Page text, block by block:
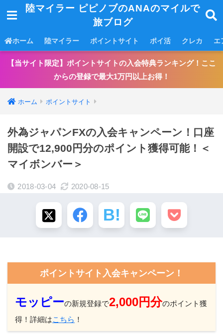
陸マイラー ピピノブのANAのマイルで
旅ブログ
ホーム 陸マイラー ポイントサイト ポイ活 クレカ エ
【当サイト限定】ポイントサイトの入会特典ランキング！ここ
からの登録で最大1万円以上お得！
ホーム ポイントサイト
外為ジャパンFXの入会キャンペーン！口座
開設で12,900円分のポイント獲得可能！＜
マイボンバー＞
2018-03-04 2020-08-15
ポイントサイト入会キャンペーン！
モッピーの新規登録で2,000円分のポイント獲
得！詳細はこちら ！